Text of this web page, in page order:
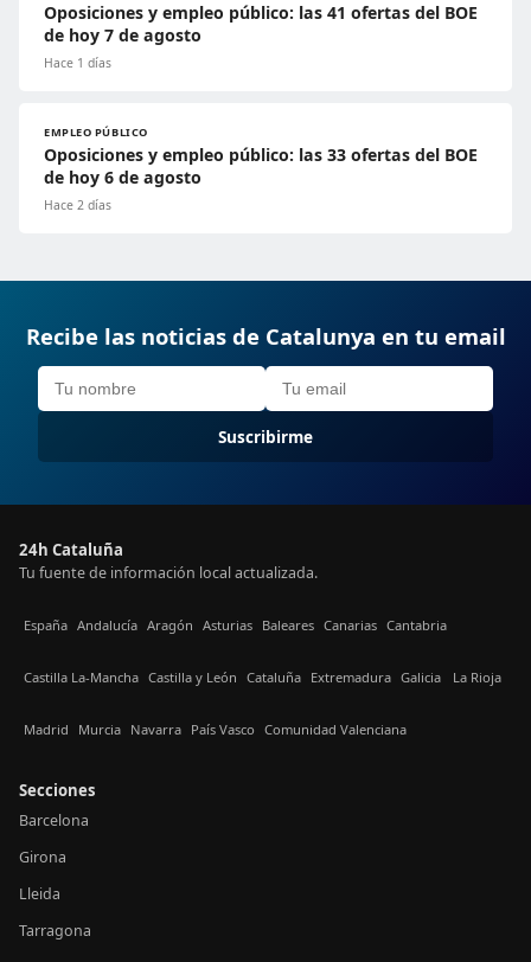
Oposiciones y empleo público: las 41 ofertas del BOE
de hoy 7 de agosto
Hace 1 días
EMPLEO PÚBLICO
Oposiciones y empleo público: las 33 ofertas del BOE
de hoy 6 de agosto
Hace 2 días
Recibe las noticias de Catalunya en tu email
Suscribirme
24h Cataluña
Tu fuente de información local actualizada.
España Andalucía Aragón Asturias Baleares Canarias Cantabria
Castilla La-Mancha Castilla y León Cataluña Extremadura Galicia La Rioja
Madrid Murcia Navarra País Vasco Comunidad Valenciana
Secciones
Barcelona
Girona
Lleida
Tarragona